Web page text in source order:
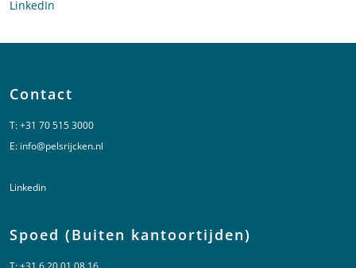
LinkedIn
Contact
T:+31 70 515 3000
E: info@pelsrijcken.nl
Linkedin
Spoed (Buiten kantoortijden)